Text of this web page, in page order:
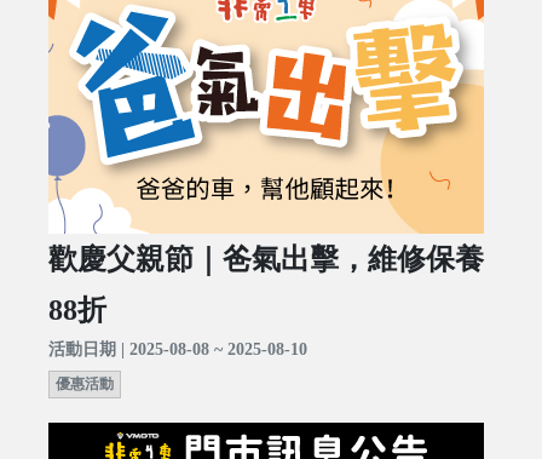
歡慶父親節｜爸氣出擊，維修保養
88折
活動日期 | 2025-08-08 ~ 2025-08-10
優惠活動